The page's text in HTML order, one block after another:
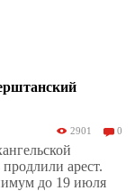
2901 0
арест.
до 19 июля